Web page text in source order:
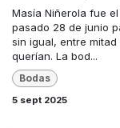
Masía Niñerola fue
pasado 28 de junio
sin igual, entre
querían. La bod...
Bodas
5 sept 2025